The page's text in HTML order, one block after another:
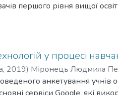
першого рівня вищої
у процесі
, 2019) Міронець Людмила
анкетування